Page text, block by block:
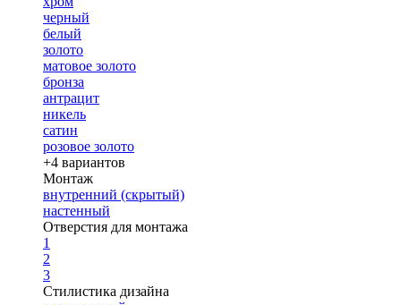
черный
белый
золото
матовое золото
бронза
антрацит
никель
сатин
розовое золото
+4 вариантов
Монтаж
внутренний (скрытый)
настенный
Отверстия для монтажа
1
2
3
Стилистика дизайна